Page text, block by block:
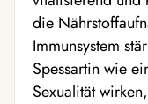
die
Immunsystem
Spessartin wie
Sexualität